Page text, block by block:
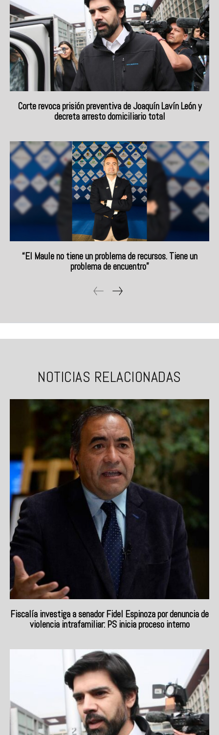
Corte revoca prisión preventiva de Joaquín Lavín León y
decreta arresto domiciliario total
“El Maule no tiene un problema de recursos. Tiene un
problema de encuentro”
NOTICIAS RELACIONADAS
Fiscalía investiga a senador Fidel Espinoza por denuncia de
violencia intrafamiliar: PS inicia proceso interno